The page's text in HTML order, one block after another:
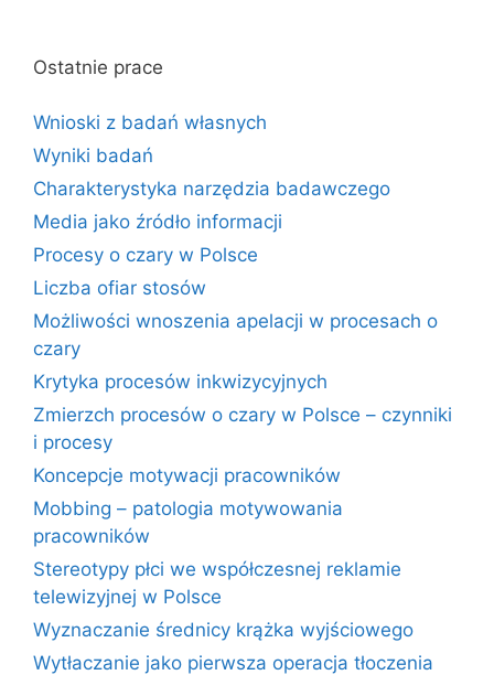
Ostatnie prace
Wnioski z badań własnych
Wyniki badań
Charakterystyka narzędzia badawczego
Media jako źródło informacji
Procesy o czary w Polsce
Liczba ofiar stosów
Możliwości wnoszenia apelacji w procesach o
czary
Krytyka procesów inkwizycyjnych
Zmierzch procesów o czary w Polsce – czynniki
i procesy
Koncepcje motywacji pracowników
Mobbing – patologia motywowania
pracowników
Stereotypy płci we współczesnej reklamie
telewizyjnej w Polsce
Wyznaczanie średnicy krążka wyjściowego
Wytłaczanie jako pierwsza operacja tłoczenia